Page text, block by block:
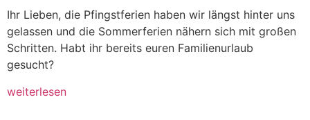
Ihr Lieben, die Pfingstferien haben wir längst hinter uns
gelassen und die Sommerferien nähern sich mit großen
Schritten. Habt ihr bereits euren Familienurlaub
gesucht?
weiterlesen